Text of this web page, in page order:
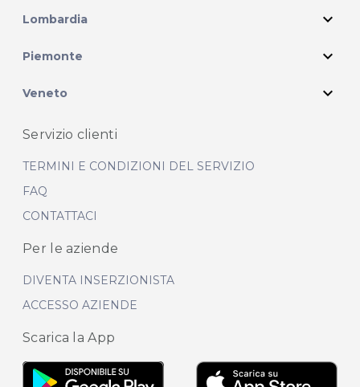
Lombardia expand_more
Piemonte expand_more
Veneto expand_more
Servizio clienti
TERMINI E CONDIZIONI DEL SERVIZIO
FAQ
CONTATTACI
Per le aziende
DIVENTA INSERZIONISTA
ACCESSO AZIENDE
Scarica la App